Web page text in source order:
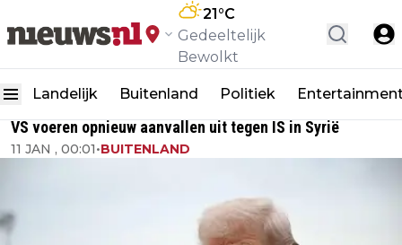
21°C
Gedeeltelijk
Bewolkt
Landelijk Buitenland Politiek
VS voeren opnieuw aanvallen uit tegen IS in Syrië
11 JAN , 00:01•BUITENLAND